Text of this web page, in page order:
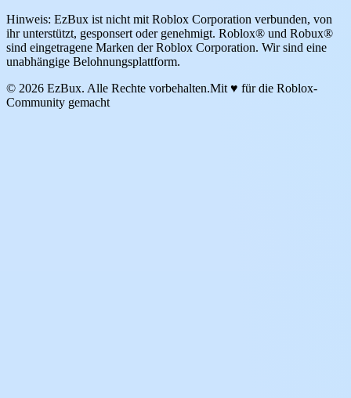
Hinweis: EzBux ist nicht mit Roblox Corporation verbunden, von
ihr unterstützt, gesponsert oder genehmigt. Roblox® und Robux®
sind eingetragene Marken der Roblox Corporation. Wir sind eine
unabhängige Belohnungsplattform.
© 2026 EzBux. Alle Rechte vorbehalten.Mit ♥ für die Roblox-
Community gemacht